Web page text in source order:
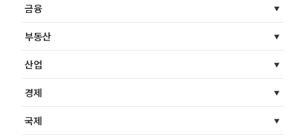
금융
부동산
산업
경제
국제